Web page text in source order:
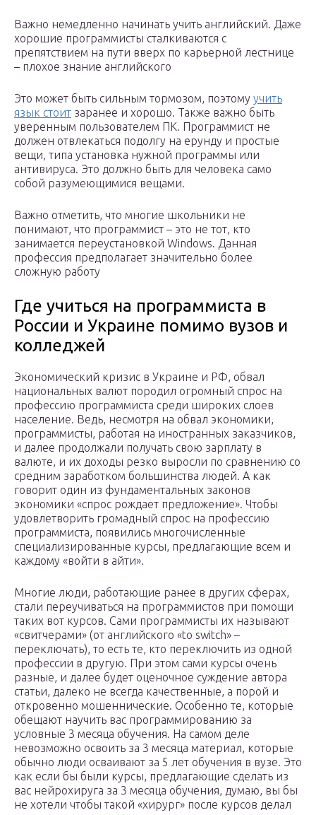
Важно немедленно начинать учить английский. Даже
хорошие программисты сталкиваются с
препятствием на пути вверх по карьерной лестнице
– плохое знание английского
Это может быть сильным тормозом, поэтому учить
язык стоит заранее и хорошо. Также важно быть
уверенным пользователем ПК. Программист не
должен отвлекаться подолгу на ерунду и простые
вещи, типа установка нужной программы или
антивируса. Это должно быть для человека само
собой разумеющимися вещами.
Важно отметить, что многие школьники не
понимают, что программист – это не тот, кто
занимается переустановкой Windows. Данная
профессия предполагает значительно более
сложную работу
Где учиться на программиста в
России и Украине помимо вузов и
колледжей
Экономический кризис в Украине и РФ, обвал
национальных валют породил огромный спрос на
профессию программиста среди широких слоев
население. Ведь, несмотря на обвал экономики,
программисты, работая на иностранных заказчиков,
и далее продолжали получать свою зарплату в
валюте, и их доходы резко выросли по сравнению со
средним заработком большинства людей. А как
говорит один из фундаментальных законов
экономики «спрос рождает предложение». Чтобы
удовлетворить громадный спрос на профессию
программиста, появились многочисленные
специализированные курсы, предлагающие всем и
каждому «войти в айти».
Многие люди, работающие ранее в других сферах,
стали переучиваться на программистов при помощи
таких вот курсов. Сами программисты их называют
«свитчерами» (от английского «to switch» –
переключать), то есть те, кто переключить из одной
профессии в другую. При этом сами курсы очень
разные, и далее будет оценочное суждение автора
статьи, далеко не всегда качественные, а порой и
откровенно мошеннические. Особенно те, которые
обещают научить вас программированию за
условные 3 месяца обучения. На самом деле
невозможно освоить за 3 месяца материал, которые
обычно люди осваивают за 5 лет обучения в вузе. Это
как если бы были курсы, предлагающие сделать из
вас нейрохируга за 3 месяца обучения, думаю, вы бы
не хотели чтобы такой «хирург» после курсов делал